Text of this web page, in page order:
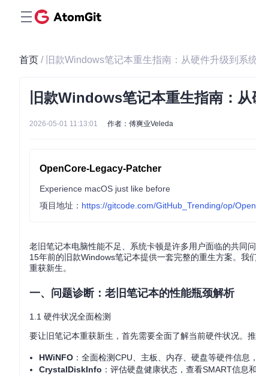
首页 / 旧款Windows笔记本重生指南：从硬件升级到系
旧款Windows笔记本重生指南：
2026-05-01 11:13:01 作者：傅爽业Veleda
OpenCore-Legacy-Patcher
Experience macOS just like before
项目地址： https://gitcode.com/GitHub_Trending/op/
老旧笔记本电脑性能不足、系统卡顿是许多用户面临的共同
15年前的旧款Windows笔记本提供一套完整的重生方案。
重获新生。
一、问题诊断：老旧笔记本的性能瓶颈解析
1.1 硬件状况全面检测
要让旧笔记本重获新生，首先需要全面了解当前硬件状况。
HWiNFO ：全面检测CPU、主板、内存、硬盘等硬件信息
CrystalDiskInfo ：评估硬盘健康状态，查看SMART信息